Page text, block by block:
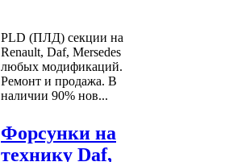
PLD (ПЛД) секции на
Renault, Daf, Mersedes
любых модификаций.
Ремонт и продажа. В
наличии 90% нов...
Форсунки на
технику Daf,